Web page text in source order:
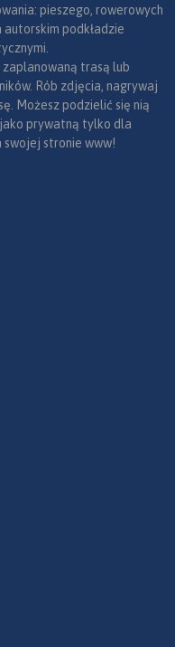
pieszego, rowerowych
podkładzie
trasą lub
Rób zdjęcia, nagrywaj
Możesz podzielić się nią
jako prywatną tylko dla
swojej stronie www!